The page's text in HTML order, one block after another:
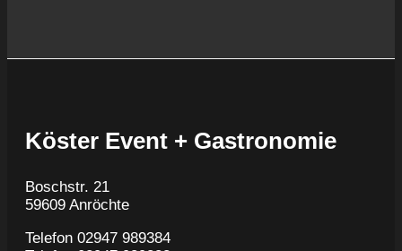
Köster Event + Gastronomie
Boschstr. 21
59609 Anröchte
Telefon 02947 989384